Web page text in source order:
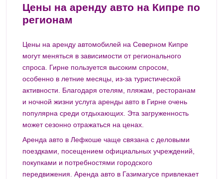
Цены на аренду авто на Кипре по
регионам
Цены на аренду автомобилей на Северном Кипре
могут меняться в зависимости от регионального
спроса. Гирне пользуется высоким спросом,
особенно в летние месяцы, из-за туристической
активности. Благодаря отелям, пляжам, ресторанам
и ночной жизни услуга аренды авто в Гирне очень
популярна среди отдыхающих. Эта загруженность
может сезонно отражаться на ценах.
Аренда авто в Лефкоше чаще связана с деловыми
поездками, посещением официальных учреждений,
покупками и потребностями городского
передвижения. Аренда авто в Газимагусе привлекает